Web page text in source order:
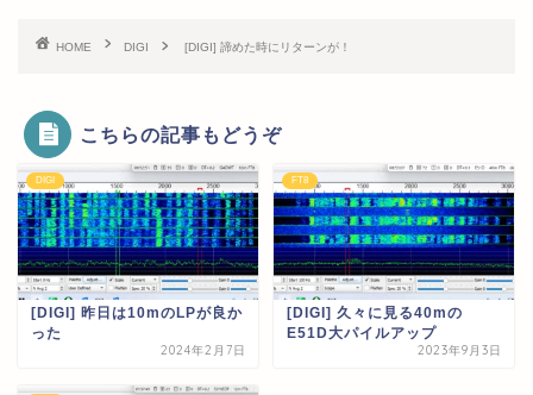
HOME DIGI [DIGI] 諦めた時にリターンが！
こちらの記事もどうぞ
DIGI
[DIGI] 昨日は10mのLPが良か
った
2024年2月7日
FT8
[DIGI] 久々に見る40mの
E51D大パイルアップ
2023年9月3日